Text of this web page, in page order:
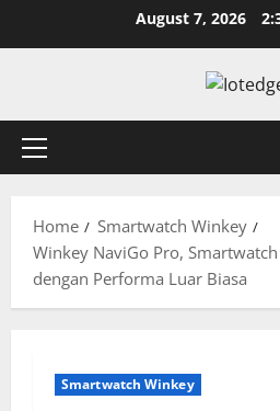
August 7, 2026
Primary
Home
Smartwatch Winkey
Winkey NaviGo Pro, Smartwatch
dengan Performa Luar Biasa
Smartwatch Winkey